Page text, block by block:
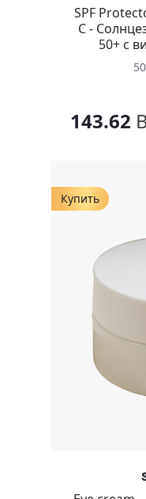
SPF
C -
50+ с
143.62
Купить